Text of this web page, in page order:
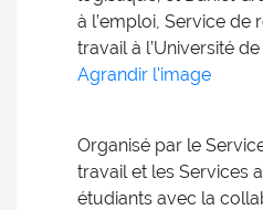
à l’emploi, Service de
travail à l’Université
Agrandir l'image
Organisé par le
travail et les Services
étudiants avec la